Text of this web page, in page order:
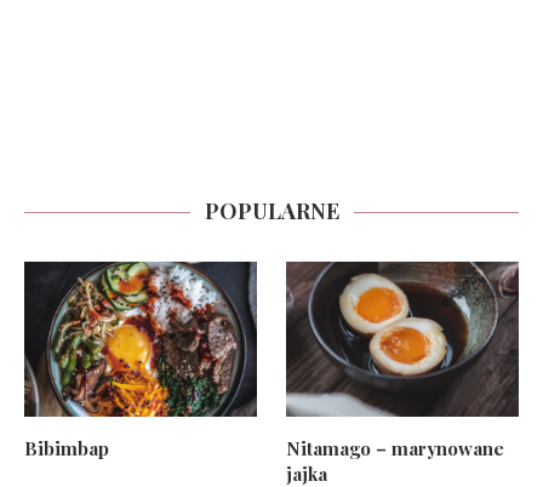
POPULARNE
Bibimbap
Nitamago – marynowane
jajka